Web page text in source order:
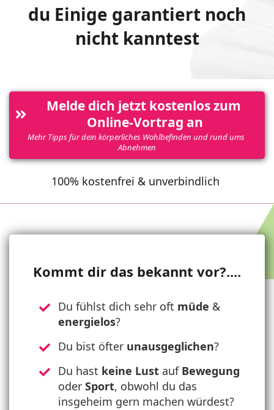
du Einige garantiert noch
nicht kanntest
Melde dich jetzt kostenlos zum
Online-Vortrag an
Mehr Tipps für dein körperliches Wohlbefinden und rund ums
Abnehmen
100% kostenfrei & unverbindlich
Kommt dir das bekannt vor?....
Du fühlst dich sehr oft müde &
energielos?
Du bist öfter unausgeglichen?
Du hast keine Lust auf Bewegung
oder Sport, obwohl du das
insgeheim gern machen würdest?